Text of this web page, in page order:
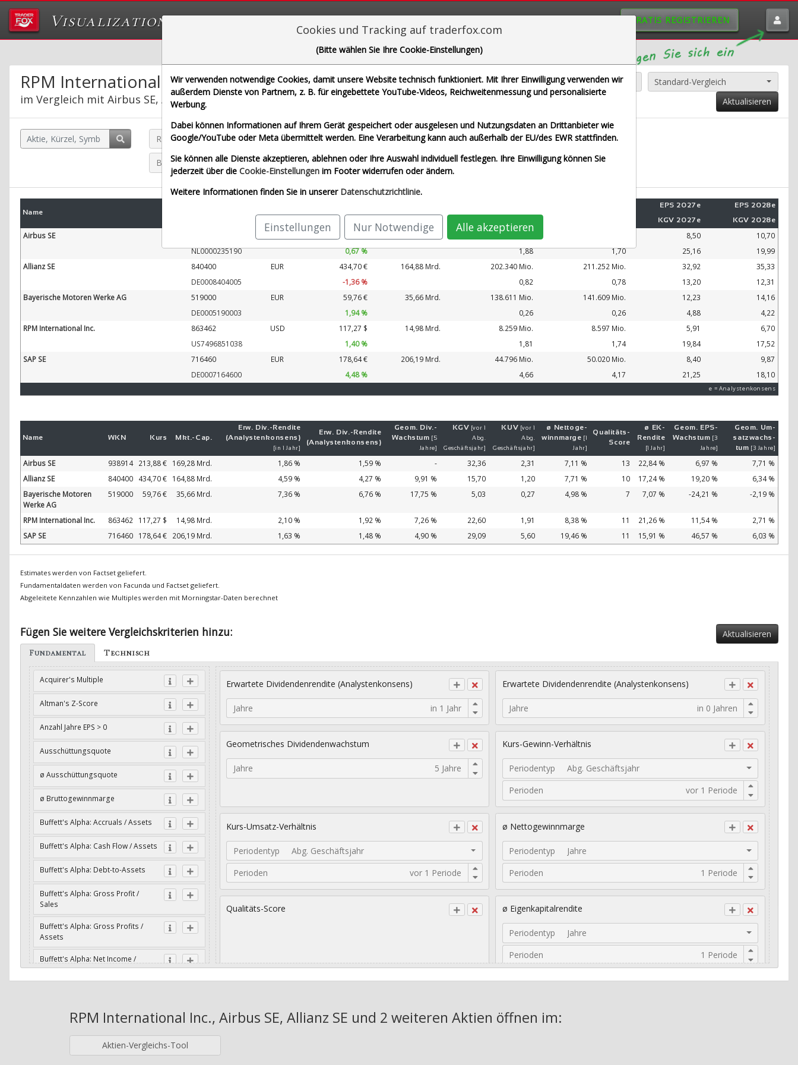
Visualizations GRATIS REGISTRIEREN
RPM International Inc.
im Vergleich mit Airbus SE, Allianz SE, Bayerische Motoren Werke AG und 1 weitere Aktie
Alle Aktien entfernen
Standard-Vergleich
Aktualisieren
RPM International Inc. (Echtzeit USD) Airbus SE (Echtzeit Euro) Allianz SE (Echtzeit Euro)
Bayerische Motoren Werke AG (Echtzeit Euro) SAP SE (Echtzeit Euro)
Name
EPS 2027e EPS 2028e
KGV 2027e KGV 2028e
Airbus SE 213,88 € 169,28 Mrd. 89.327 Mio. 8,50
10,70
NL0000235190
0,67 % 1,88 1,70 25,16
19,99
Allianz SE
840400 EUR 434,70 € 164,88 Mrd. 202.340 Mio. 211.252 Mio. 32,92
35,33
DE0008404005
-1,36 % 0,82 0,78 13,20
12,31
Bayerische Motoren Werke AG
519000 EUR 59,76 € 35,66 Mrd. 138.611 Mio. 141.609 Mio. 12,23
14,16
DE0005190003
1,94 % 0,26 0,26 4,88
4,22
RPM International Inc.
863462 USD 117,27 $ 14,98 Mrd. 8.259 Mio. 8.597 Mio. 5,91
6,70
US7496851038
1,40 % 1,81 1,74 19,84
17,52
SAP SE
716460 EUR 178,64 € 206,19 Mrd. 44.796 Mio. 50.020 Mio. 8,40
9,87
DE0007164600
4,48 % 4,66 4,17 21,25 18,10
e = Analystenkonsens
Name WKN Kurs Mkt.- Cap.
Erw. Div.- Ren­di­te
(Analystenkonsens)
[in 1 Jahr]
Erw. Div.- Ren­di­te
(Analystenkonsens)
Geom. Div.-
Wachs­tum [5
Jahre]
KGV [vor 1
Abg.
Geschäftsjahr]
KUV [vor 1
Abg.
Geschäftsjahr]
ø Netto­ge­
winn­mar­ge
Jahr]
Qualitäts-
Score
ø EK-
Ren­di­te
[1 Jahr]
Geom. EPS-
Wachs­tum [3
Jahre]
Geom. Um­
satz­wachs­
tum [3 Jahre]
Airbus SE 938914 213,88 € 169,28 Mrd. 1,86 % 1,59 % - 32,36 2,31 7,11 % 13 22,84 % 6,97 %
7,71 %
Allianz SE
840400 434,70 € 164,88 Mrd. 4,59 % 4,27 % 9,91 % 15,70 1,20 7,71 % 10 17,24 % 19,20 %
6,34 %
Bayerische Motoren
Werke AG
519000 59,76 € 35,66 Mrd. 7,36 % 6,76 % 17,75 % 5,03 0,27 4,98 % 7 7,07 % -24,21 % -2,19 %
RPM International Inc. 863462 117,27 $ 14,98 Mrd. 2,10 % 1,92 % 7,26 % 22,60 1,91 8,38 % 11 21,26 % 11,54 %
2,71 %
SAP SE
716460 178,64 € 206,19 Mrd. 1,63 % 1,48 % 4,90 % 29,09 5,60 19,46 % 11 15,91 % 46,57 % 6,03 %
Estimates werden von Factset geliefert.
Fundamentaldaten werden von Facunda und Factset geliefert.
Abgeleitete Kennzahlen wie Multiples werden mit Morningstar-Daten berechnet
Fügen Sie weitere Vergleichskriterien hinzu: Aktualisieren
Fundamental Technisch
Acquirer's Multiple
Altman's Z-Score
Anzahl Jahre EPS > 0
Ausschüttungsquote
ø Ausschüttungsquote
ø Bruttogewinnmarge
Buffett's Alpha: Accruals / Assets
Buffett's Alpha: Cash Flow / Assets
Buffett's Alpha: Debt-to-Assets
Buffett's Alpha: Gross Profit /
Sales
Buffett's Alpha: Gross Profits /
Assets
Buffett's Alpha: Net Income /
Assets
Buffett's Alpha: Wachstum Gross
Profit / Sales
Buffett's Alpha: Wachstum
Erwartete Dividendenrendite (Analystenkonsens)
Jahre
Erwartete Dividendenrendite (Analystenkonsens)
Jahre
Geometrisches Dividendenwachstum
Jahre
Kurs-Gewinn-Verhältnis
Periodentyp
Abg. Geschäftsjahr
Perioden
Kurs-Umsatz-Verhältnis
Periodentyp
Abg. Geschäftsjahr
Perioden
ø Nettogewinnmarge
Periodentyp
Jahre
Perioden
Qualitäts-Score ø Eigenkapitalrendite
Periodentyp
Jahre
Perioden
Jahre Jahre
RPM International Inc., Airbus SE, Allianz SE und 2 weiteren Aktien öffnen im:
Aktien-Vergleichs-Tool
Cookies und Tracking auf traderfox.com
(Bitte wählen Sie Ihre Cookie-Einstellungen)
Wir verwenden notwendige Cookies, damit unsere Website technisch funktioniert. Mit Ihrer Einwilligung verwenden wir
außerdem Dienste von Partnern, z. B. für eingebettete YouTube-Videos, Reichweitenmessung und personalisierte
Werbung.
Dabei können Informationen auf Ihrem Gerät gespeichert oder ausgelesen und Nutzungsdaten an Drittanbieter wie
Google/YouTube oder Meta übermittelt werden. Eine Verarbeitung kann auch außerhalb der EU/des EWR stattfinden.
Sie können alle Dienste akzeptieren, ablehnen oder Ihre Auswahl individuell festlegen. Ihre Einwilligung können Sie
jederzeit über die Cookie-Einstellungen im Footer widerrufen oder ändern.
Weitere Informationen finden Sie in unserer Datenschutzrichtlinie.
Einstellungen Nur Notwendige Alle akzeptieren